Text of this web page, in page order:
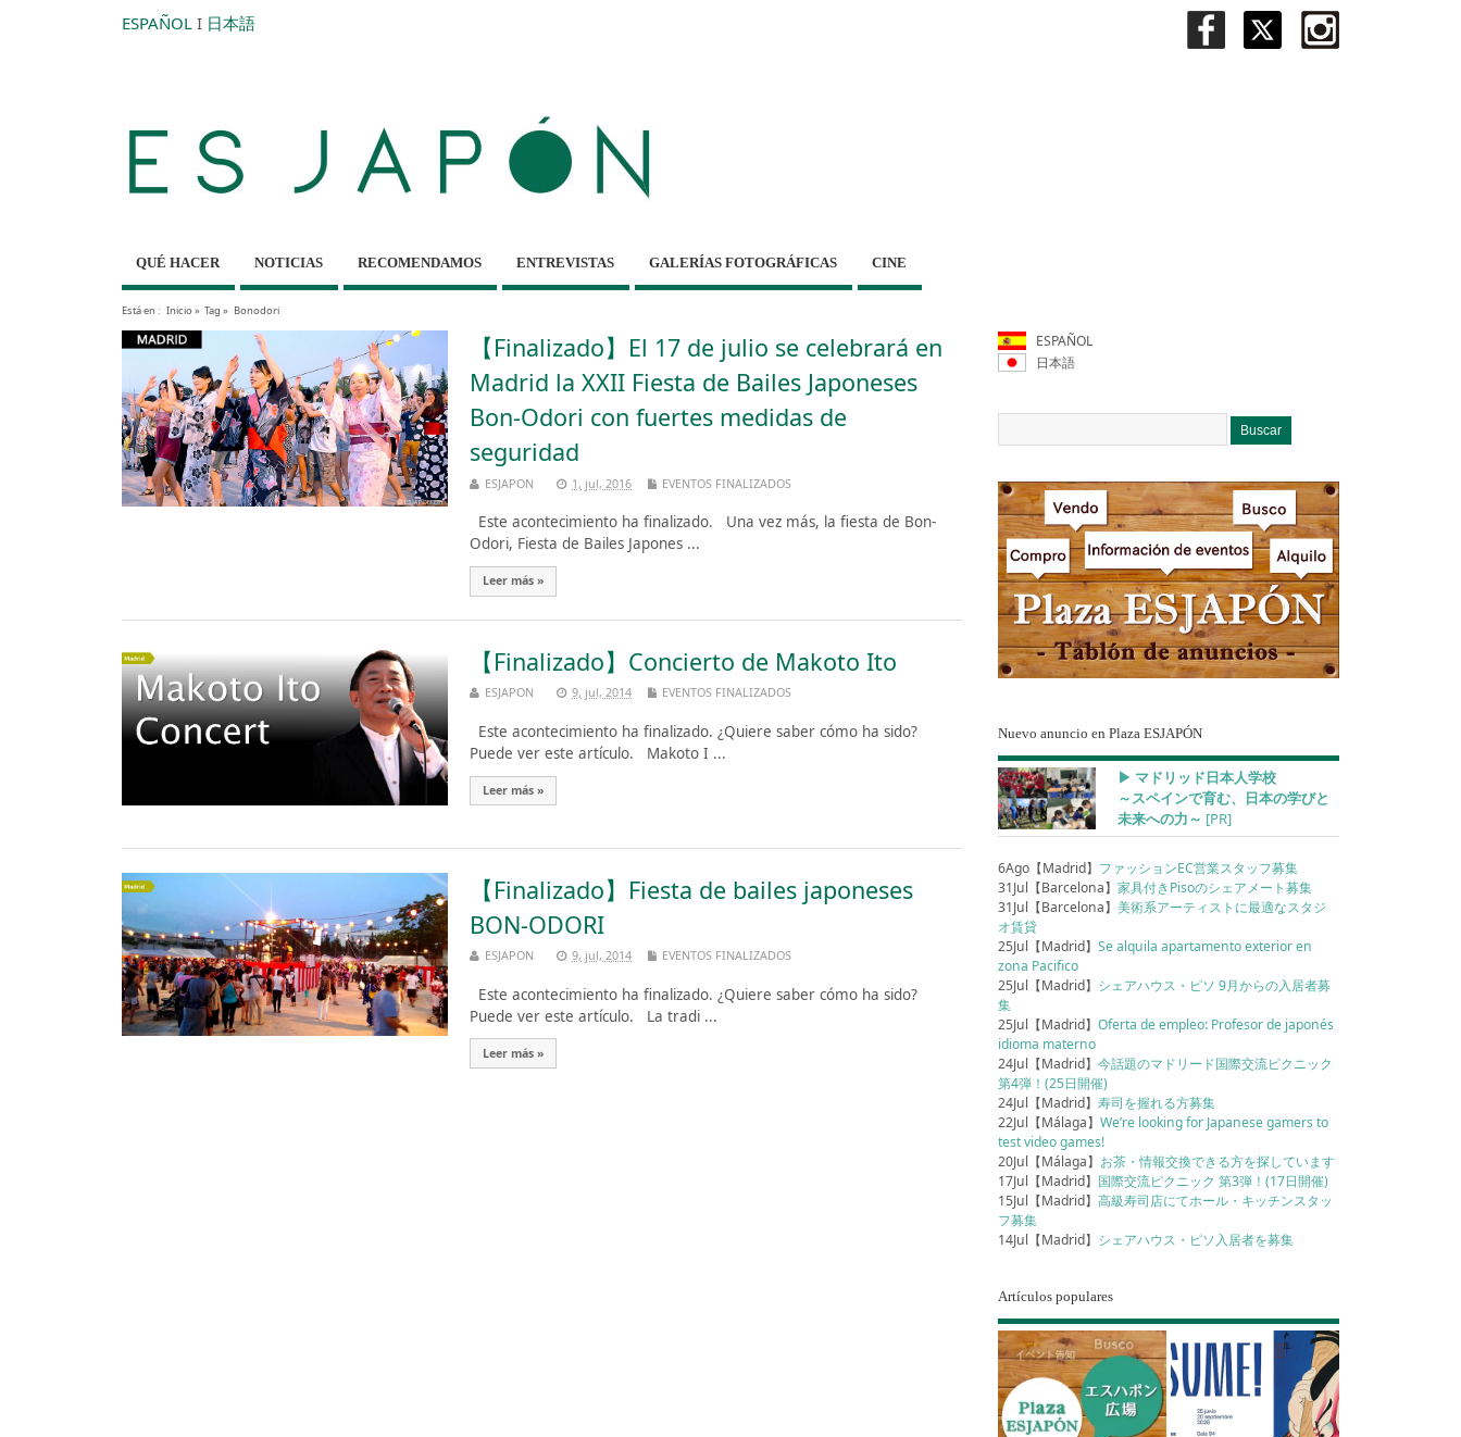
ESPAÑOL I 日本語
QUÉ HACER NOTICIAS RECOMENDAMOS ENTREVISTAS GALERÍAS FOTOGRÁFICAS CINE
Está en : Inicio» Tag » Bonodori
【Finalizado】El 17 de julio se celebrará en
Madrid la XXII Fiesta de Bailes Japoneses
Bon-Odori con fuertes medidas de
seguridad
ESJAPON 1, jul, 2016 EVENTOS FINALIZADOS
Este acontecimiento ha finalizado. Una vez más, la fiesta de Bon-
Odori, Fiesta de Bailes Japones ...
Leer más »
【Finalizado】Concierto de Makoto Ito
ESJAPON 9, jul, 2014 EVENTOS FINALIZADOS
Este acontecimiento ha finalizado. ¿Quiere saber cómo ha sido?
Puede ver este artículo. Makoto I ...
Leer más »
【Finalizado】Fiesta de bailes japoneses
BON-ODORI
ESJAPON 9, jul, 2014 EVENTOS FINALIZADOS
Este acontecimiento ha finalizado. ¿Quiere saber cómo ha sido?
Puede ver este artículo. La tradi ...
Leer más »
ESPAÑOL
日本語
Nuevo anuncio en Plaza ESJAPÓN
▶︎ マドリッド日本人学校
～スペインで育む、日本の学びと
未来への力～ [PR]
6Ago【Madrid】 ファッションEC営業スタッフ募集
31Jul【Barcelona】家具付きPisoのシェアメート募集
31Jul【Barcelona】美術系アーティストに最適なスタジ
オ賃貸
25Jul【Madrid】Se alquila apartamento exterior en
zona Pacifico
25Jul【Madrid】 シェアハウス・ピソ 9月からの入居者募
集
25Jul【Madrid】Oferta de empleo: Profesor de japonés
idioma materno
24Jul【Madrid】今話題のマドリード国際交流ピクニック
第4弾！(25日開催)
24Jul【Madrid】寿司を握れる方募集
22Jul【Málaga】We’re looking for Japanese gamers to
test video games!
20Jul【Málaga】 お茶・情報交換できる方を探しています
17Jul【Madrid】 国際交流ピクニック 第3弾！(17日開催)
15Jul【Madrid】高級寿司店にてホール・キッチンスタッ
フ募集
14Jul【Madrid】 シェアハウス・ピソ入居者を募集
Artículos populares